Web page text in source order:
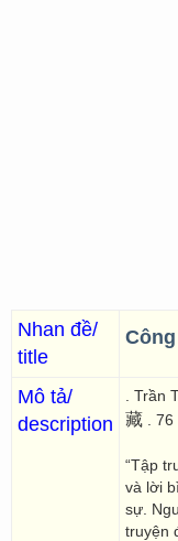
Nhan đề/
title
Mô tả/
description
. Trần
藏 .
“Tập
và lời
sự.
truyện